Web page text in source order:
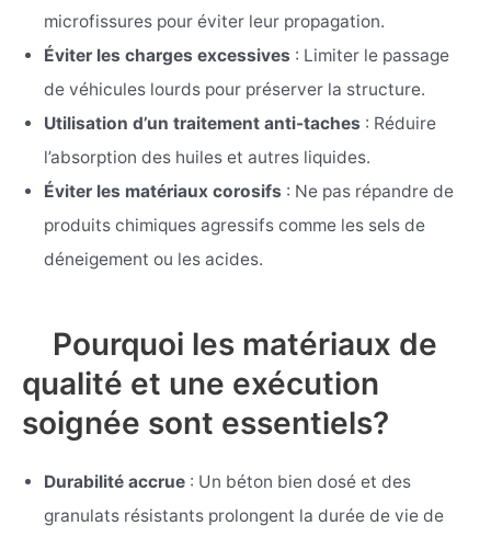
microfissures pour éviter leur propagation.
Éviter les charges excessives : Limiter le passage
de véhicules lourds pour préserver la structure.
Utilisation d’un traitement anti-taches : Réduire
l’absorption des huiles et autres liquides.
Éviter les matériaux corosifs : Ne pas répandre de
produits chimiques agressifs comme les sels de
déneigement ou les acides.
Pourquoi les matériaux de
qualité et une exécution
soignée sont essentiels?
Durabilité accrue : Un béton bien dosé et des
granulats résistants prolongent la durée de vie de